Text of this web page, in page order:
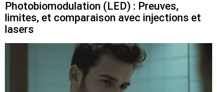
Photobiomodulation (LED) : Preuves,
limites, et comparaison avec injections et
lasers